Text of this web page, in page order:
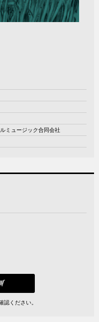
ミュージック合同会社
認ください。